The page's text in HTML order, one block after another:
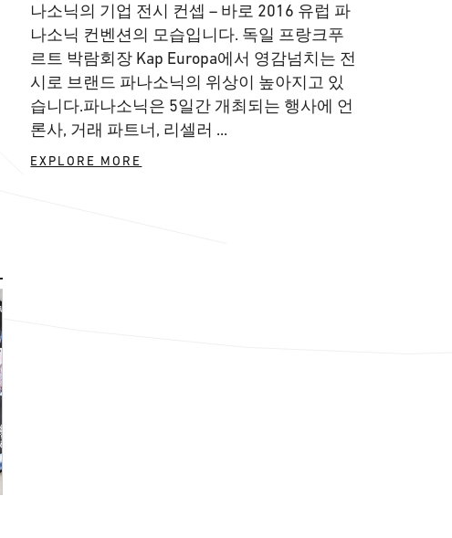
나소닉의 기업 전시 컨셉 – 바로 2016 유럽 파
나소닉 컨벤션의 모습입니다. 독일 프랑크푸
르트 박람회장 Kap Europa에서 영감넘치는 전
시로 브랜드 파나소닉의 위상이 높아지고 있
습니다.파나소닉은 5일간 개최되는 행사에 언
론사, 거래 파트너, 리셀러 ...
EXPLORE MORE